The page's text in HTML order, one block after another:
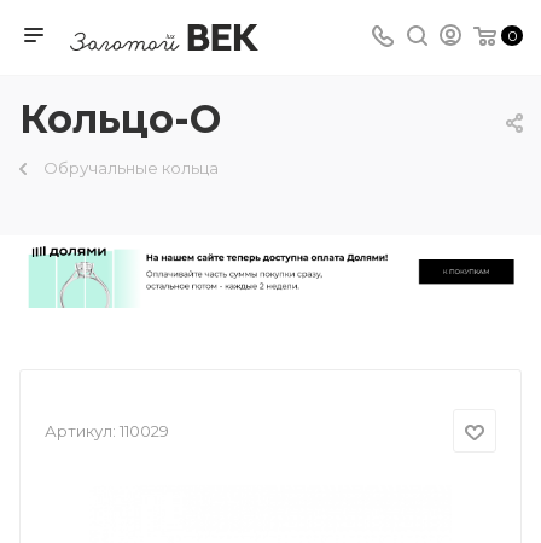
0
Кольцо-О
Обручальные кольца
Артикул: 110029